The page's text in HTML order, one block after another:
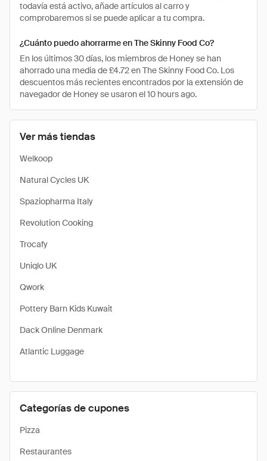
Ver más tiendas
Welkoop
Natural Cycles UK
Spaziopharma Italy
Revolution Cooking
Trocafy
Uniqlo UK
Qwork
Pottery Barn Kids Kuwait
Dack Online Denmark
Atlantic Luggage
Categorías de cupones
Pizza
Restaurantes
todavía está activo, añade artículos al carro y
comprobaremos si se puede aplicar a tu compra.
¿Cuánto puedo ahorrarme en The Skinny Food Co?
En los últimos 30 días, los miembros de Honey se han
ahorrado una media de £4.72 en The Skinny Food Co. Los
descuentos más recientes encontrados por la extensión de
navegador de Honey se usaron el 10 hours ago.